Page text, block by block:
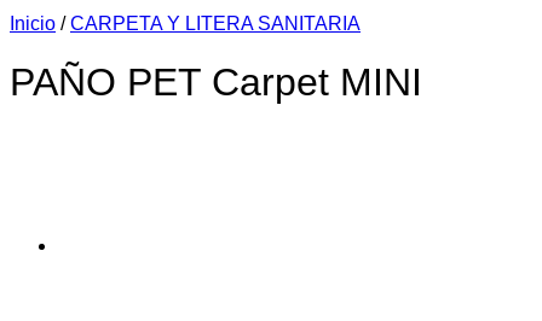
Inicio / CARPETA Y LITERA SANITARIA
PAÑO PET Carpet MINI